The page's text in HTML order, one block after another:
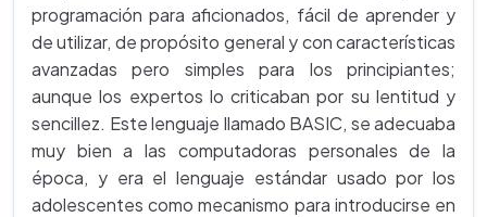
programación para aficionados, fácil de aprender y
de utilizar, de propósito general y con características
avanzadas pero simples para los principiantes;
aunque los expertos lo criticaban por su lentitud y
sencillez. Este lenguaje llamado BASIC, se adecuaba
muy bien a las computadoras personales de la
época, y era el lenguaje estándar usado por los
adolescentes como mecanismo para introducirse en